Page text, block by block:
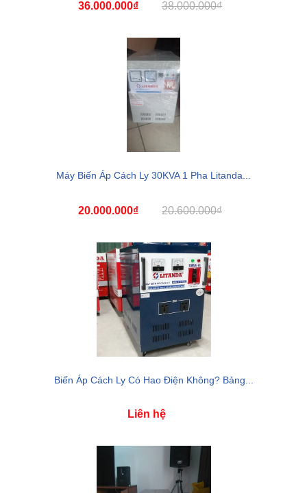
36.000.000₫ 38.000.000₫
Máy Biến Áp Cách Ly 30KVA 1 Pha Litanda...
20.000.000₫ 20.600.000₫
Biến Áp Cách Ly Có Hao Điện Không? Bảng...
Liên hệ